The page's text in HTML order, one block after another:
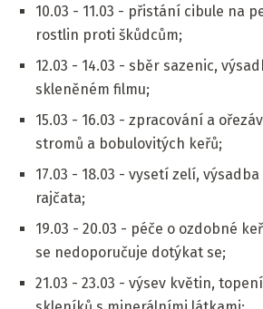
10.03 - 11.03 - přistání cibule na
rostlin proti škůdcům;
12.03 - 14.03 - sběr sazenic,
skleněném filmu;
15.03 - 16.03 - zpracování a
stromů a bobulovitých keřů;
17.03 - 18.03 - vysetí zelí,
rajčata;
19.03 - 20.03 - péče o ozdobné
se nedoporučuje dotýkat se;
21.03 - 23.03 - výsev květin,